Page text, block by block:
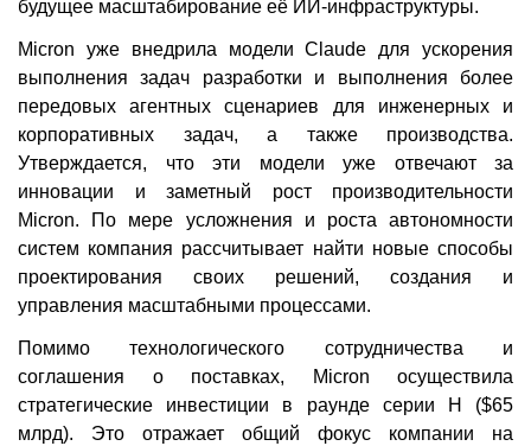
будущее масштабирование её ИИ-инфраструктуры.
Micron уже внедрила модели Claude для ускорения
выполнения задач разработки и выполнения более
передовых агентных сценариев для инженерных и
корпоративных задач, а также производства.
Утверждается, что эти модели уже отвечают за
инновации и заметный рост производительности
Micron. По мере усложнения и роста автономности
систем компания рассчитывает найти новые способы
проектирования своих решений, создания и
управления масштабными процессами.
Помимо технологического сотрудничества и
соглашения о поставках, Micron осуществила
стратегические инвестиции в раунде серии H ($65
млрд). Это отражает общий фокус компании на